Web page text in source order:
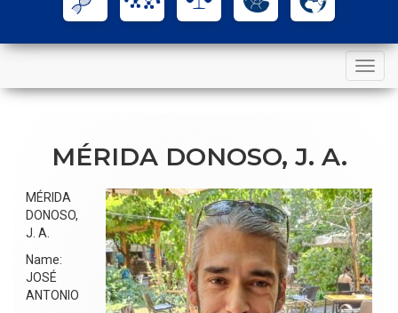
Toggle
navigation
MÉRIDA DONOSO, J. A.
MÉRIDA
DONOSO,
J. A.
Name:
JOSÉ
ANTONIO